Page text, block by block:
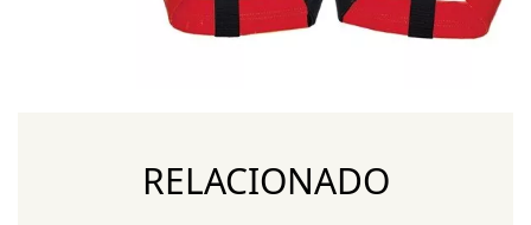
RELACIONADO